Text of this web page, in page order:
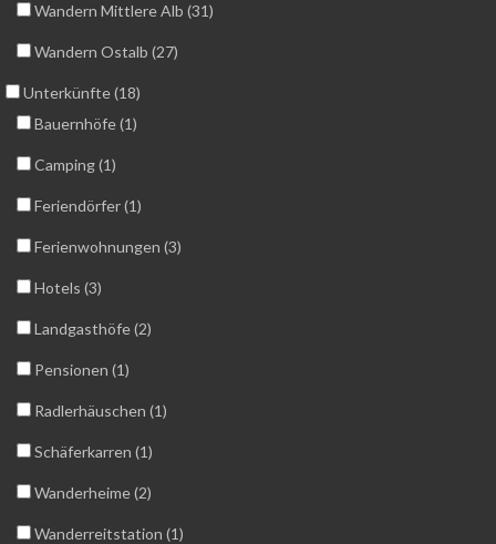
Wandern Mittlere Alb (31)
Wandern Ostalb (27)
Unterkünfte (18)
Bauernhöfe (1)
Camping (1)
Feriendörfer (1)
Ferienwohnungen (3)
Hotels (3)
Landgasthöfe (2)
Pensionen (1)
Radlerhäuschen (1)
Schäferkarren (1)
Wanderheime (2)
Wanderreitstation (1)